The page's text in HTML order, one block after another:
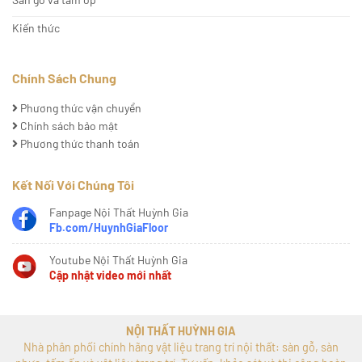
Kiến thức
Chính Sách Chung
Phương thức vận chuyển
Chính sách bảo mật
Phương thức thanh toán
Kết Nối Với Chúng Tôi
Fanpage Nội Thất Huỳnh Gia
Fb.com/HuynhGiaFloor
Youtube Nội Thất Huỳnh Gia
Cập nhật video mới nhất
NỘI THẤT HUỲNH GIA
Nhà phân phối chính hãng vật liệu trang trí nội thất: sàn gỗ, sàn